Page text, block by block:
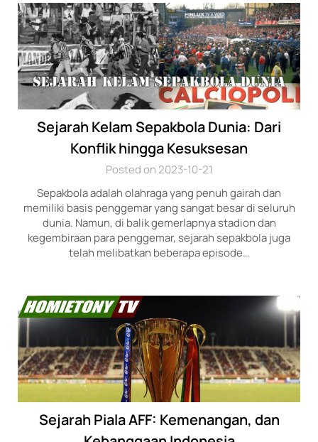
Sejarah Kelam Sepakbola Dunia: Dari
Konflik hingga Kesuksesan
Posted on 2023-10-21
Sepakbola adalah olahraga yang penuh gairah dan
memiliki basis penggemar yang sangat besar di seluruh
dunia. Namun, di balik gemerlapnya stadion dan
kegembiraan para penggemar, sejarah sepakbola juga
telah melibatkan beberapa episode…
Sejarah Piala AFF: Kemenangan, dan